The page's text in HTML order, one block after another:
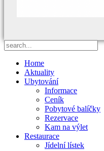
Home
Aktuality
Ubytování
Informace
Ceník
Pobytové balíčky
Rezervace
Kam na výlet
Restaurace
Jídelní lístek